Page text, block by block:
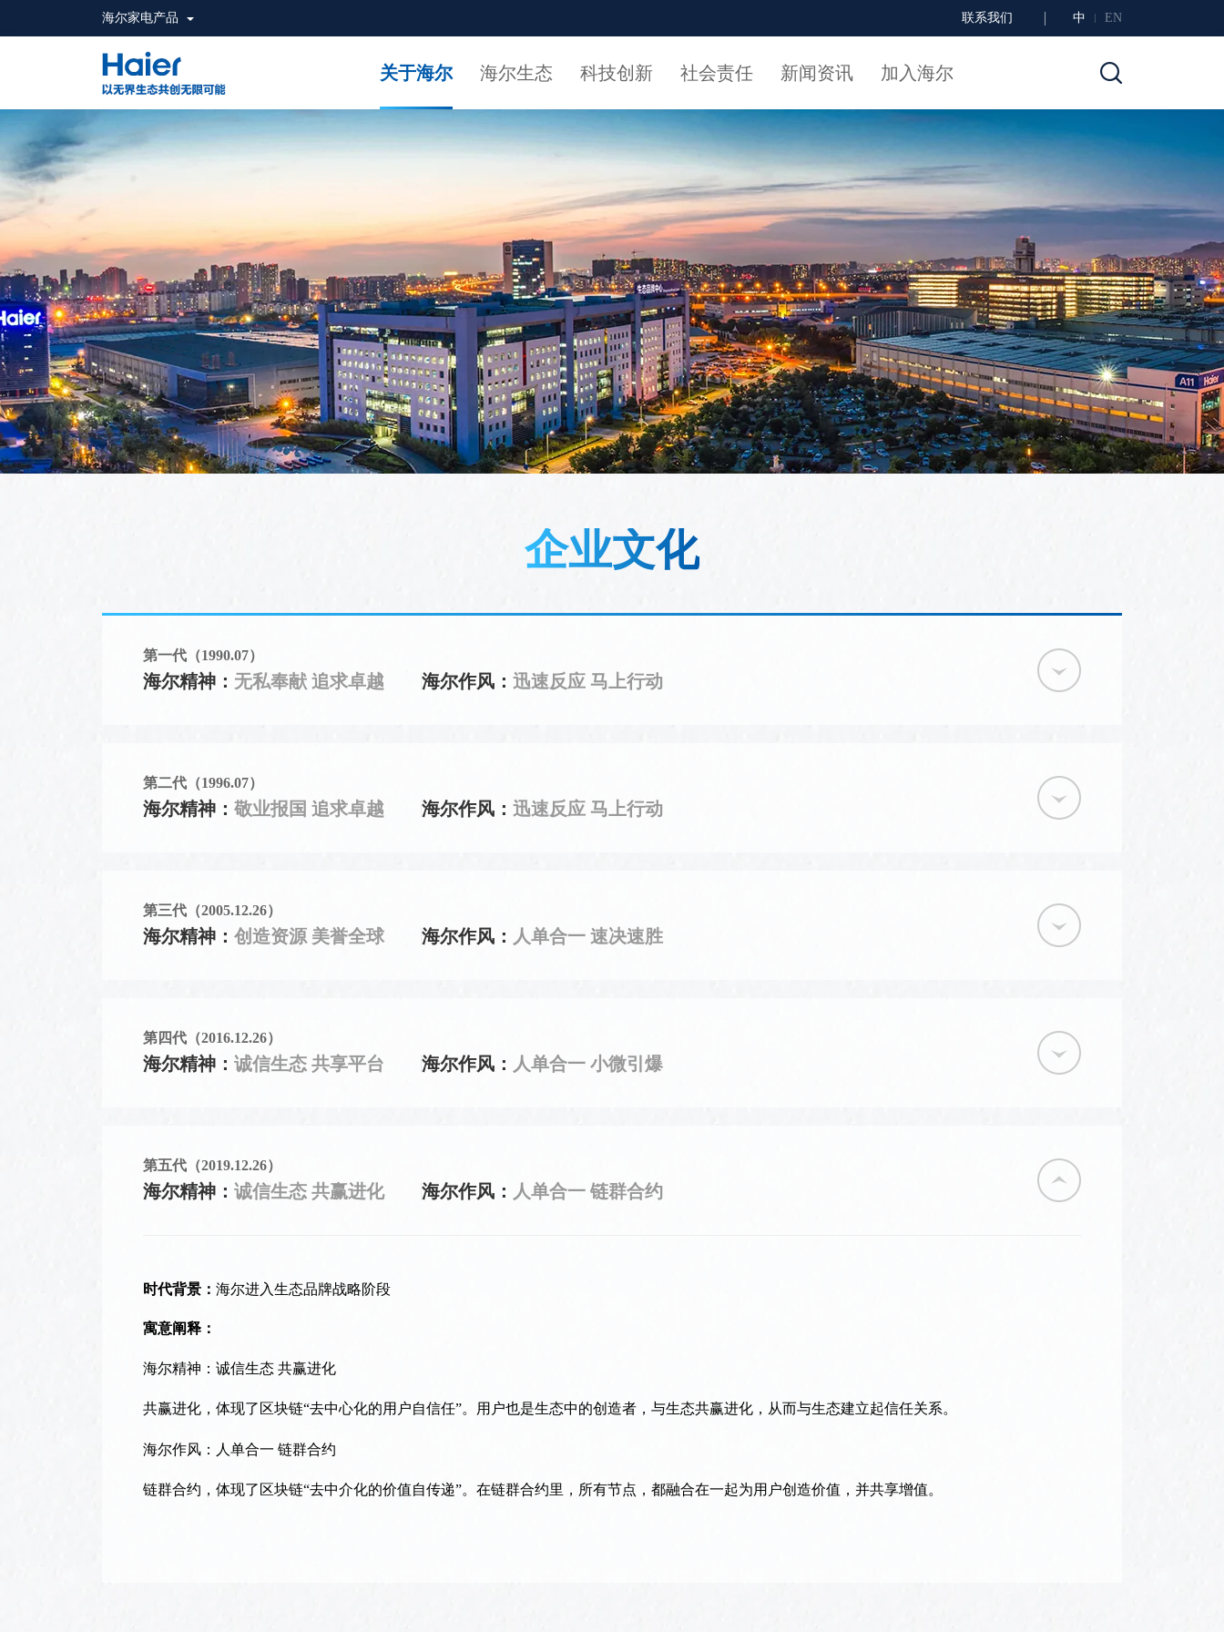
海尔家电产品 联系我们 中 EN
关于海尔 海尔生态 科技创新 社会责任 新闻资讯 加入海尔
企业文化
第一代（1990.07）
海尔精神： 无私奉献 追求卓越 海尔作风： 迅速反应 马上行动
第二代（1996.07）
海尔精神： 敬业报国 追求卓越 海尔作风： 迅速反应 马上行动
第三代（2005.12.26）
海尔精神： 创造资源 美誉全球 海尔作风： 人单合一 速决速胜
第四代（2016.12.26）
海尔精神： 诚信生态 共享平台 海尔作风： 人单合一 小微引爆
第五代（2019.12.26）
海尔精神： 诚信生态 共赢进化 海尔作风： 人单合一 链群合约
时代背景： 海尔进入生态品牌战略阶段
寓意阐释：
海尔精神：诚信生态 共赢进化
共赢进化，体现了区块链“去中心化的用户自信任”。用户也是生态中的创造者，与生态共赢进化，从而与生态建立起信任关系。
海尔作风：人单合一 链群合约
链群合约，体现了区块链“去中介化的价值自传递”。在链群合约里，所有节点，都融合在一起为用户创造价值，并共享增值。